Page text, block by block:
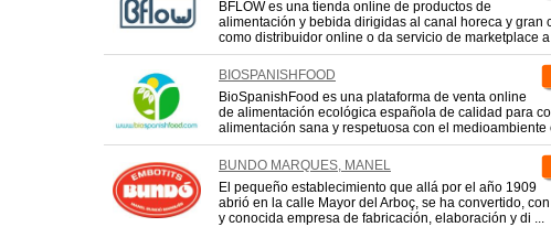
BFLOW es una tienda online de productos de
alimentación y bebida dirigidas al canal horeca y gran
como distribuidor online o da servicio de marketplace
BIOSPANISHFOOD
BioSpanishFood es una plataforma de venta online
de alimentación ecológica española de calidad para
alimentación sana y respetuosa con el medioambiente
BUNDO MARQUES, MANEL
El pequeño establecimiento que allá por el año 1909
abrió en la calle Mayor del Arboç, se ha convertido,
y conocida empresa de fabricación, elaboración y di ...